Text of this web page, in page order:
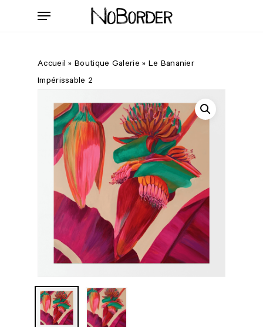
Menu
Accueil »Boutique Galerie » Le Bananier
Impérissable 2